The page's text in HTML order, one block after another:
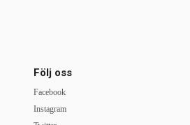
Följ oss
Facebook
Instagram